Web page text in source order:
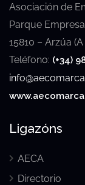
Asociación de
Parque
15810 – Arzúa
Teléfono: (+34)
Ligazóns
AECA
Directorio